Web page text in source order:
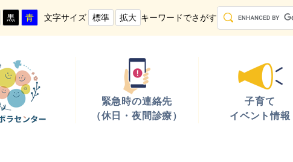
黒 青 文字サイズ 標準 拡大 キーワードでさがす
緊急時の連絡先
（休日・夜間診療）
子育て
イベント情報